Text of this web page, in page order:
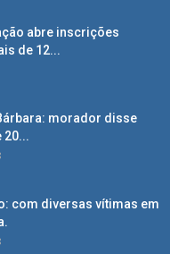
abre inscrições
de 12...
morador disse
20...
com diversas vítimas em